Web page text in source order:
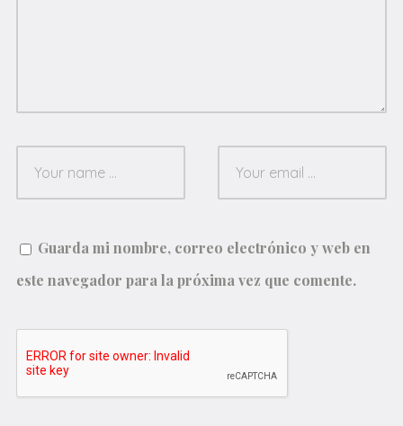
Guarda mi nombre, correo electrónico y web en
este navegador para la próxima vez que comente.